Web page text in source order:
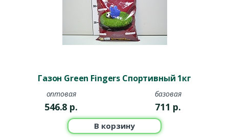
Газон Green Fingers Спортивный 1кг
оптовая
546.8 р.
базовая
711 р.
В корзину